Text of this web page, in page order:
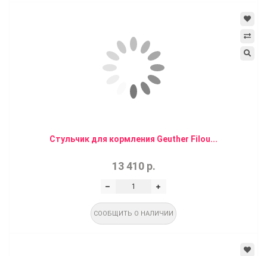
Стульчик для кормления Geuther Filou...
13 410 р.
СООБЩИТЬ О НАЛИЧИИ